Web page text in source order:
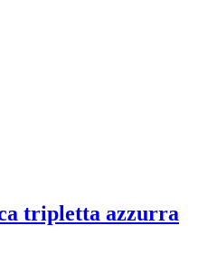
tripletta azzurra